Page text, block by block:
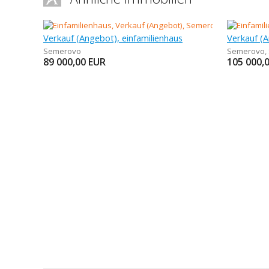
Verkauf (Angebot), einfamilienhaus
Semerovo
89 000,00 EUR
Semerovo,
105